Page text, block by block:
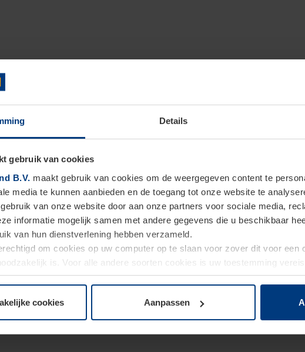
Details
gebruik van cookies
B.V. maakt gebruik van cookies om de weergegeven content te
media te kunnen aanbieden en de toegang tot onze website te
van onze website door aan onze partners voor sociale media,
informatie mogelijk samen met andere gegevens die u beschikbaar
van hun dienstverlening hebben verzameld.
om cookies op uw computer op te slaan voor zover dit voor een
is. Voor alle andere soorten cookies is uw toestemming
van de cookies op paginaprivacyverklaringop onze website
cookies Aanpassen